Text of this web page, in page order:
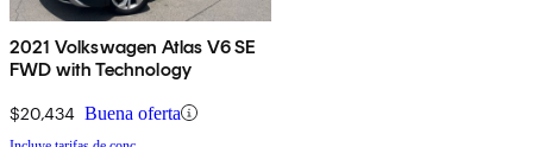
2021 Volkswagen Atlas V6 SE
FWD with Technology
$20,434 Buena oferta